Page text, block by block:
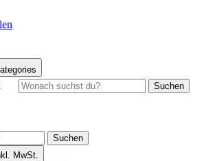
Suchen
Suchen
MwSt.